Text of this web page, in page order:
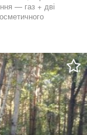
— газ + дві